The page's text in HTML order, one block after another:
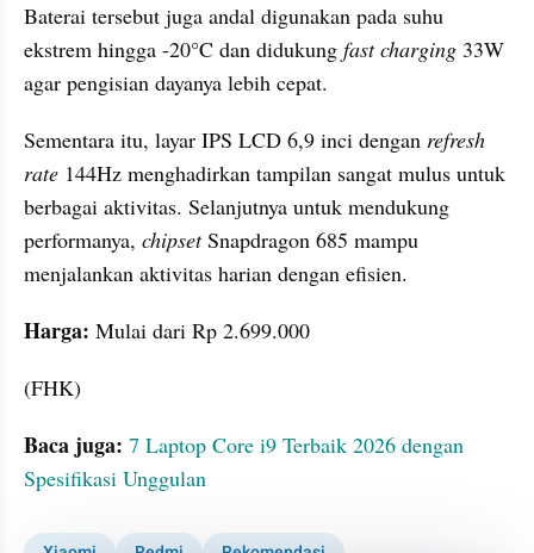
Baterai tersebut juga andal digunakan pada suhu
ekstrem hingga -20°C dan didukung fast charging 33W
agar pengisian dayanya lebih cepat.
Sementara itu, layar IPS LCD 6,9 inci dengan refresh
rate 144Hz menghadirkan tampilan sangat mulus untuk
berbagai aktivitas. Selanjutnya untuk mendukung
performanya, chipset Snapdragon 685 mampu
menjalankan aktivitas harian dengan efisien.
Harga: Mulai dari Rp 2.699.000
(FHK)
Baca juga: 7 Laptop Core i9 Terbaik 2026 dengan
Spesifikasi Unggulan